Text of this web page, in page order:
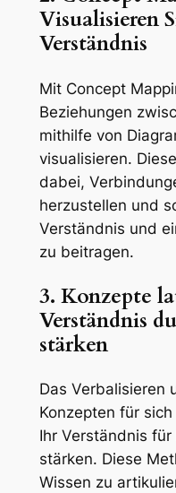
Visualisieren
Verständnis
Mit Concept
Beziehungen
mithilfe von
visualisieren.
dabei,
herzustellen und
Verständnis und
zu beitragen.
3. Konzepte
Verständnis
stärken
Das Verbalisieren
Konzepten für
Ihr Verständnis
stärken. Diese
Wissen zu